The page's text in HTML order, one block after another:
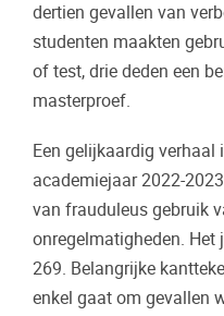
dertien gevallen van
studenten maakten
of test, drie deden een
masterproef.
Een gelijkaardig verhaal
academiejaar 2022-
van frauduleus gebruik
onregelmatigheden. Het
269. Belangrijke
enkel gaat om gevallen